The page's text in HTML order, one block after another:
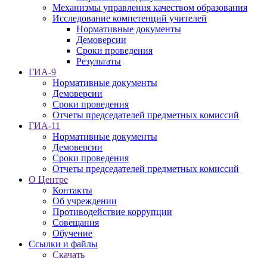
Механизмы управления качеством образования
Исследование компетенций учителей
Нормативные документы
Демоверсии
Сроки проведения
Результаты
ГИА-9
Нормативные документы
Демоверсии
Сроки проведения
Отчеты председателей предметных комиссий
ГИА-11
Нормативные документы
Демоверсии
Сроки проведения
Отчеты председателей предметных комиссий
О Центре
Контакты
Об учреждении
Противодействие коррупции
Совещания
Обучение
Ссылки и файлы
Скачать